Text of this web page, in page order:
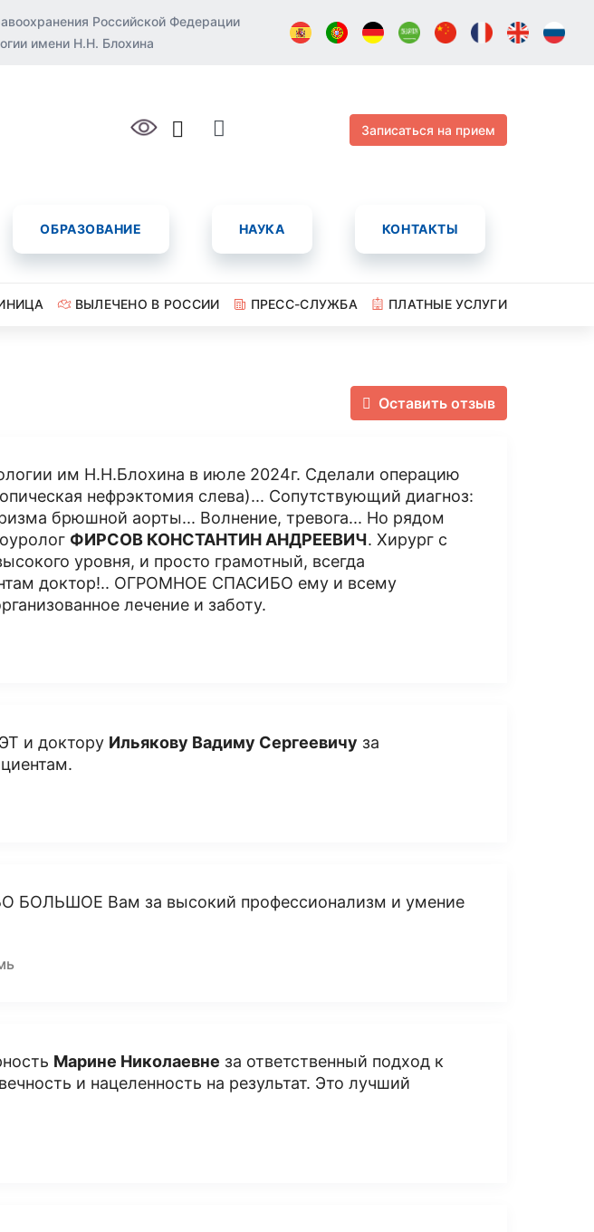
Российской Федерации
имени Н.Н. Блохина
Записаться на прием
ОБРАЗОВАНИЕ НАУКА КОНТАКТЫ
ВЫЛЕЧЕНО В РОССИИ ПРЕСС-СЛУЖБА
ПЛАТНЫЕ УСЛУГИ
Оставить отзыв
им Н.Н.Блохина в июле 2024г. Сделали операцию
нефрэктомия слева)... Сопутствующий диагноз:
брюшной аорты... Волнение, тревога... Но рядом
ФИРСОВ КОНСТАНТИН АНДРЕЕВИЧ. Хирург с
уровня, и просто грамотный, всегда
доктор!.. ОГРОМНОЕ СПАСИБО ему и всему
лечение и заботу.
и доктору Ильякову Вадиму Сергеевичу за
БОЛЬШОЕ Вам за высокий профессионализм и умение
Марине Николаевне за ответственный подход к
и нацеленность на результат. Это лучший